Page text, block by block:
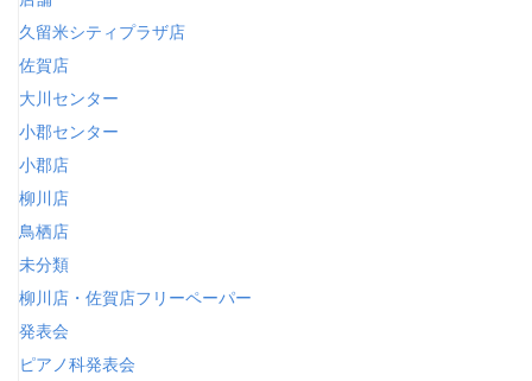
久留米シティプラザ店
佐賀店
大川センター
小郡センター
小郡店
柳川店
鳥栖店
未分類
柳川店・佐賀店フリーペーパー
発表会
ピアノ科発表会